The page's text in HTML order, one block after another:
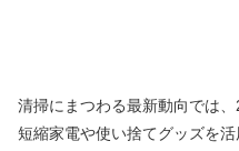
清掃にまつわる最新動向では
短縮家電や使い捨てグッズを